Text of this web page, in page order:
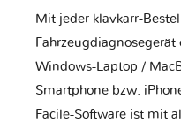
Mit jeder klavkarr-
Windows-Laptop /
Smartphone bzw.
Facile-Software ist mit